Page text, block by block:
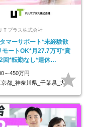
Ｔプラス株式会社
マーサポート*未経験歓
モートOK*月27.7万可*賞
回*転勤なし*連休
～450万円
都_神奈川県_千葉県_大阪府_愛知県…